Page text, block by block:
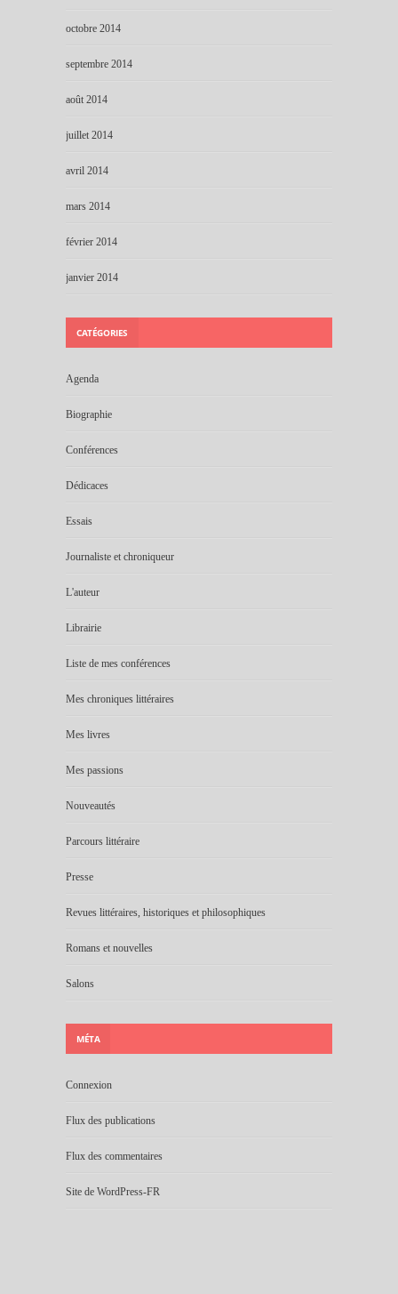
octobre 2014
septembre 2014
août 2014
juillet 2014
avril 2014
mars 2014
février 2014
janvier 2014
CATÉGORIES
Agenda
Biographie
Conférences
Dédicaces
Essais
Journaliste et chroniqueur
L'auteur
Librairie
Liste de mes conférences
Mes chroniques littéraires
Mes livres
Mes passions
Nouveautés
Parcours littéraire
Presse
Revues littéraires, historiques et philosophiques
Romans et nouvelles
Salons
MÉTA
Connexion
Flux des publications
Flux des commentaires
Site de WordPress-FR